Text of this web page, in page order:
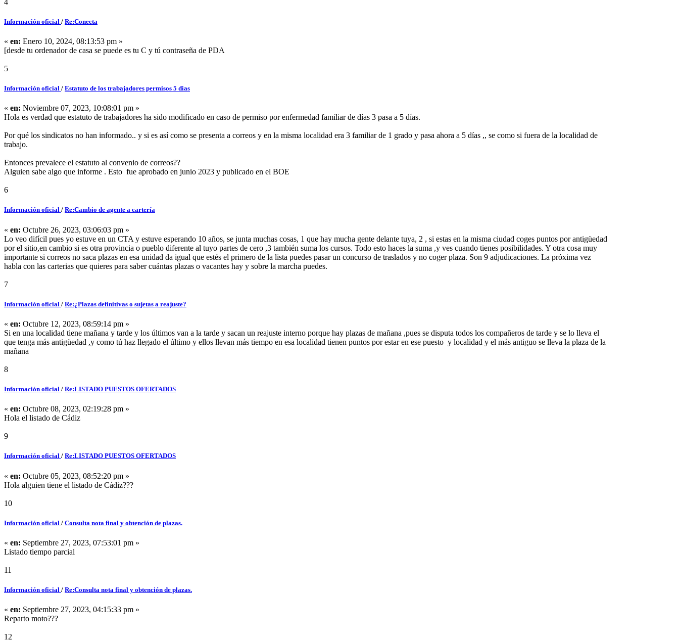
Información oficial / Re:Conecta
« en: Enero 10, 2024, 08:13:53 pm »
[desde tu ordenador de casa se puede es tu C y tú contraseña de PDA
5
Información oficial / Estatuto de los trabajadores permisos 5 dias
« en: Noviembre 07, 2023, 10:08:01 pm »
Hola es verdad que estatuto de trabajadores ha sido modificado en caso de permiso por enfermedad familiar de días 3 pasa a 5 días.
Por qué los sindicatos no han informado.. y si es así como se presenta a correos y en la misma localidad era 3 familiar de 1 grado y pasa ahora a 5 días ,, se como si fuera de la localidad de
trabajo.
Entonces prevalece el estatuto al convenio de correos??
Alguien sabe algo que informe . Esto fue aprobado en junio 2023 y publicado en el BOE
6
Información oficial / Re:Cambio de agente a cartería
« en: Octubre 26, 2023, 03:06:03 pm »
Lo veo difícil pues yo estuve en un CTA y estuve esperando 10 años, se junta muchas cosas, 1 que hay mucha gente delante tuya, 2 , si estas en la misma ciudad coges puntos por antigüedad
por el sitio,en cambio si es otra provincia o pueblo diferente al tuyo partes de cero ,3 también suma los cursos. Todo esto haces la suma ,y ves cuando tienes posibilidades. Y otra cosa muy
importante si correos no saca plazas en esa unidad da igual que estés el primero de la lista puedes pasar un concurso de traslados y no coger plaza. Son 9 adjudicaciones. La próxima vez
habla con las carterias que quieres para saber cuántas plazas o vacantes hay y sobre la marcha puedes.
7
Información oficial / Re:¿Plazas definitivas o sujetas a reajuste?
« en: Octubre 12, 2023, 08:59:14 pm »
Si en una localidad tiene mañana y tarde y los últimos van a la tarde y sacan un reajuste interno porque hay plazas de mañana ,pues se disputa todos los compañeros de tarde y se lo lleva el
que tenga más antigüedad ,y como tú haz llegado el último y ellos llevan más tiempo en esa localidad tienen puntos por estar en ese puesto y localidad y el más antiguo se lleva la plaza de la
mañana
8
Información oficial / Re:LISTADO PUESTOS OFERTADOS
« en: Octubre 08, 2023, 02:19:28 pm »
Hola el listado de Cádiz
9
Información oficial / Re:LISTADO PUESTOS OFERTADOS
« en: Octubre 05, 2023, 08:52:20 pm »
Hola alguien tiene el listado de Cádiz???
10
Información oficial / Consulta nota final y obtención de plazas.
« en: Septiembre 27, 2023, 07:53:01 pm »
Listado tiempo parcial
11
Información oficial / Re:Consulta nota final y obtención de plazas.
« en: Septiembre 27, 2023, 04:15:33 pm »
Reparto moto???
12